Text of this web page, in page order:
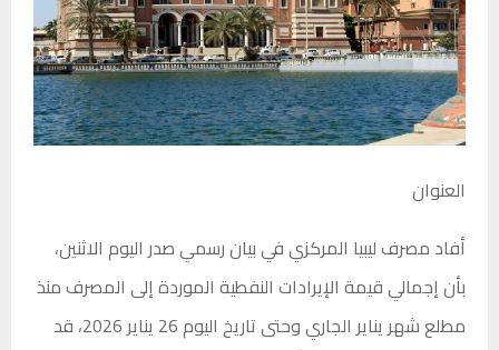
العنوان
أفاد مصرف ليبيا المركزي في بيان رسمي صدر اليوم الاثنين،
بأن إجمالي قيمة الإيرادات النفطية الموردة إلى المصرف منذ
مطلع شهر يناير الجاري وحتى تاريخ اليوم 26 يناير 2026، قد